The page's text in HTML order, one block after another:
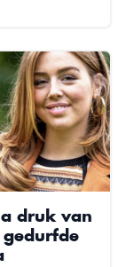
druk van